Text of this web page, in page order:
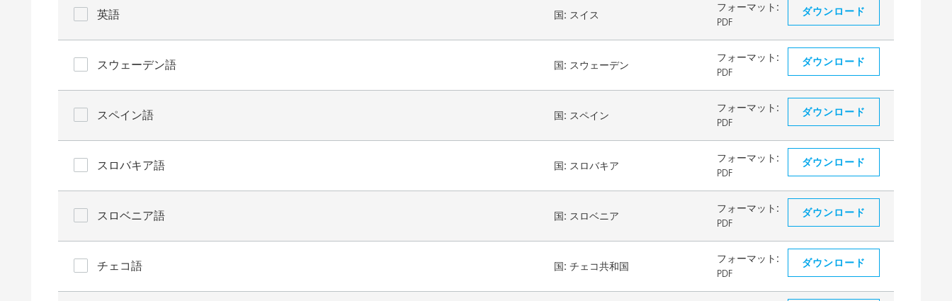
英語 国: スイス
フォーマット:
PDF
ダウンロード
スウェーデン語 国: スウェーデン
フォーマット:
PDF
ダウンロード
スペイン語 国: スペイン
フォーマット:
PDF
ダウンロード
スロバキア語 国: スロバキア
フォーマット:
PDF
ダウンロード
スロベニア語 国: スロベニア
フォーマット:
PDF
ダウンロード
チェコ語 国: チェコ共和国
フォーマット:
PDF
ダウンロード